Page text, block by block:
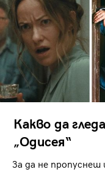
Какво да
„Одисея“
За да не пропуснеш